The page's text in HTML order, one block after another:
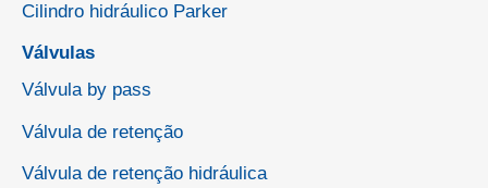
Cilindro hidráulico Parker
Válvulas
Válvula by pass
Válvula de retenção
Válvula de retenção hidráulica